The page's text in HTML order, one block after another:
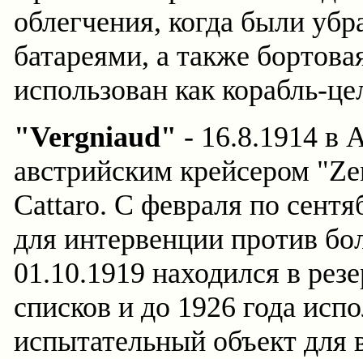
облегчения, когда были
батареями, а также
использован как корабль-
"Vergniaud" - 16.8.1914 в
австрийским крейсером
Cattaro. С февраля по
для интервенции против
01.10.1919 находился в
списков и до 1926 года
испытательный объект